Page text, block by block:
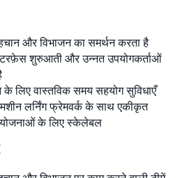
और विभाजन का समर्थन करता है
शुरुआती और उन्नत उपयोगकर्ताओं
के लिए वास्तविक समय सहयोग सुविधाएँ
लर्निंग फ्रेमवर्क के साथ एकीकृत
के लिए स्केलेबल